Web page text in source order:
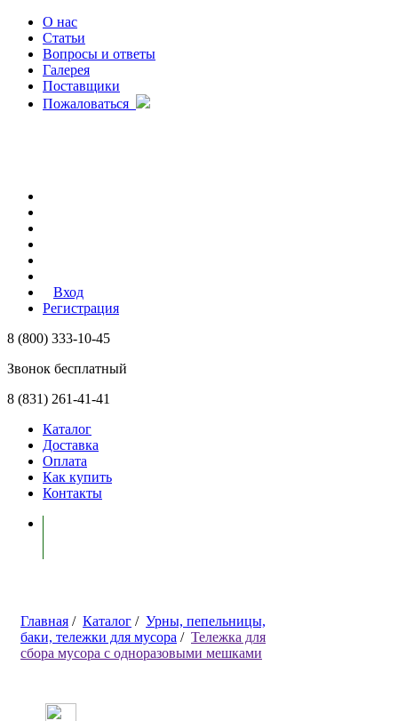
О нас
Статьи
Вопросы и ответы
Галерея
Поставщики
Пожаловаться
Вход
Регистрация
8 (800) 333-10-45
Звонок бесплатный
8 (831) 261-41-41
Каталог
Доставка
Оплата
Как купить
Контакты
Главная / Каталог / Урны, пепельницы,
баки, тележки для мусора / Тележка для
сбора мусора с одноразовыми мешками